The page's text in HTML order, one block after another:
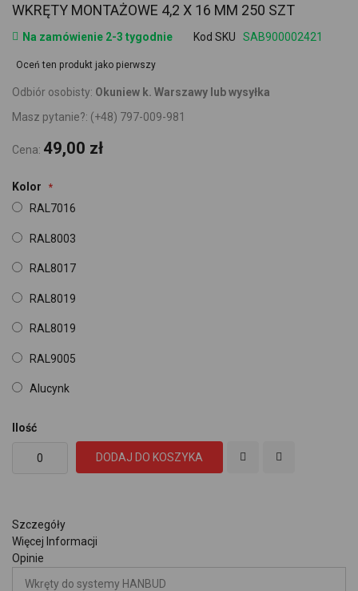
WKRĘTY MONTAŻOWE 4,2 X 16 MM 250 SZT
Na zamówienie 2-3 tygodnie Kod SKU SAB900002421
Oceń ten produkt jako pierwszy
Odbiór osobisty: Okuniew k. Warszawy lub wysyłka
Masz pytanie?: (+48) 797-009-981
Cena: 49,00 zł
Kolor
RAL7016
RAL8003
RAL8017
RAL8019
RAL8019
RAL9005
Alucynk
Ilość
DODAJ DO KOSZYKA
Szczegóły
Więcej Informacji
Opinie
Wkręty do systemy HANBUD